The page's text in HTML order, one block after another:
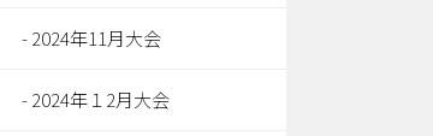
2024年11月大会
2024年１2月大会